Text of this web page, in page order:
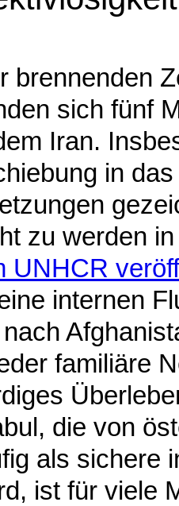
brennenden
sich fünf
Iran.
in
zu werden
UNHCR
internen
familiäre
die von
als sichere
ist für viele